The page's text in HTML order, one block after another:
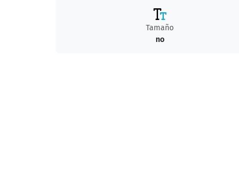
Tamaño
no